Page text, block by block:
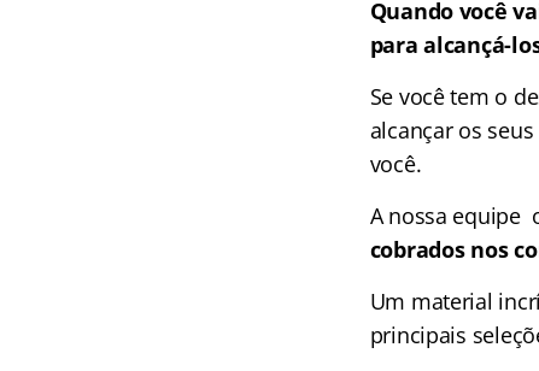
Quando você
para alcançá-
Se você tem o
alcançar os
você.
A nossa equipe
cobrados nos
Um material
principais